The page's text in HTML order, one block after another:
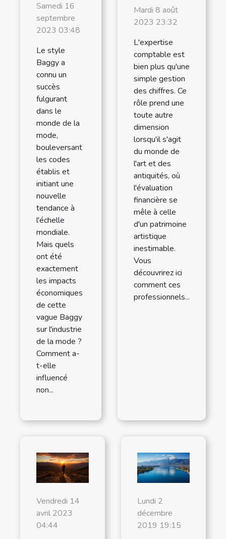
Samedi 16
septembre
2023 03:48
Le style
Baggy a
connu un
succès
fulgurant
dans le
monde de la
mode,
bouleversant
les codes
établis et
initiant une
nouvelle
tendance à
l'échelle
mondiale.
Mais quels
ont été
exactement
les impacts
économiques
de cette
vague Baggy
sur l'industrie
de la mode ?
Comment a-
t-elle
influencé
non...
Mardi 8 août
2023 23:32
L'expertise
comptable est
bien plus qu'une
simple gestion
des chiffres. Ce
rôle prend une
toute autre
dimension
lorsqu'il s'agit
du monde de
l'art et des
antiquités, où
l'évaluation
financière se
mêle à celle
d'un patrimoine
artistique
inestimable.
Vous
découvrirez ici
comment ces
professionnels...
Vendredi 14
avril 2023
04:44
Lundi 2
décembre
2019 19:15